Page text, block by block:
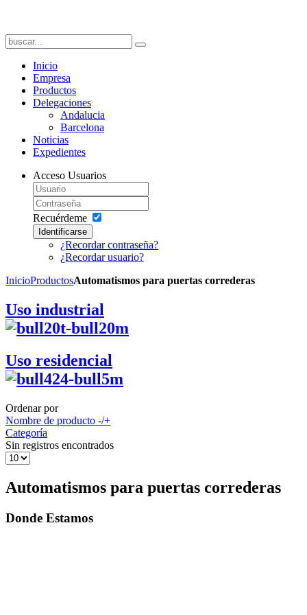
Inicio
Empresa
Productos
Delegaciones
Andalucia
Barcelona
Noticias
Expedientes
Acceso Usuarios
Recuérdeme
Identificarse
¿Recordar contraseña?
¿Recordar usuario?
InicioProductosAutomatismos para puertas correderas
Uso industrial
Uso residencial
Ordenar por
Nombre de producto -/+
Categoría
Sin registros encontrados
Automatismos para puertas correderas
Donde Estamos